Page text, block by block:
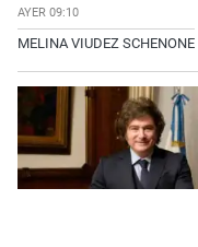
AYER 09:10
MELINA VIUDEZ SCHENONE